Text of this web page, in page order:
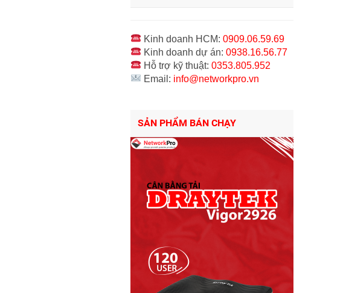
Kinh doanh HCM:0909.06.59.69
Kinh doanh dự án:0938.16.56.77
Hỗ trợ kỹ thuật:0353.805.952
Email: info@networkpro.vn
SẢN PHẨM BÁN CHẠY